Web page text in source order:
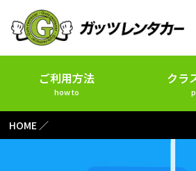
ご利用方法
how to
クラ
HOME